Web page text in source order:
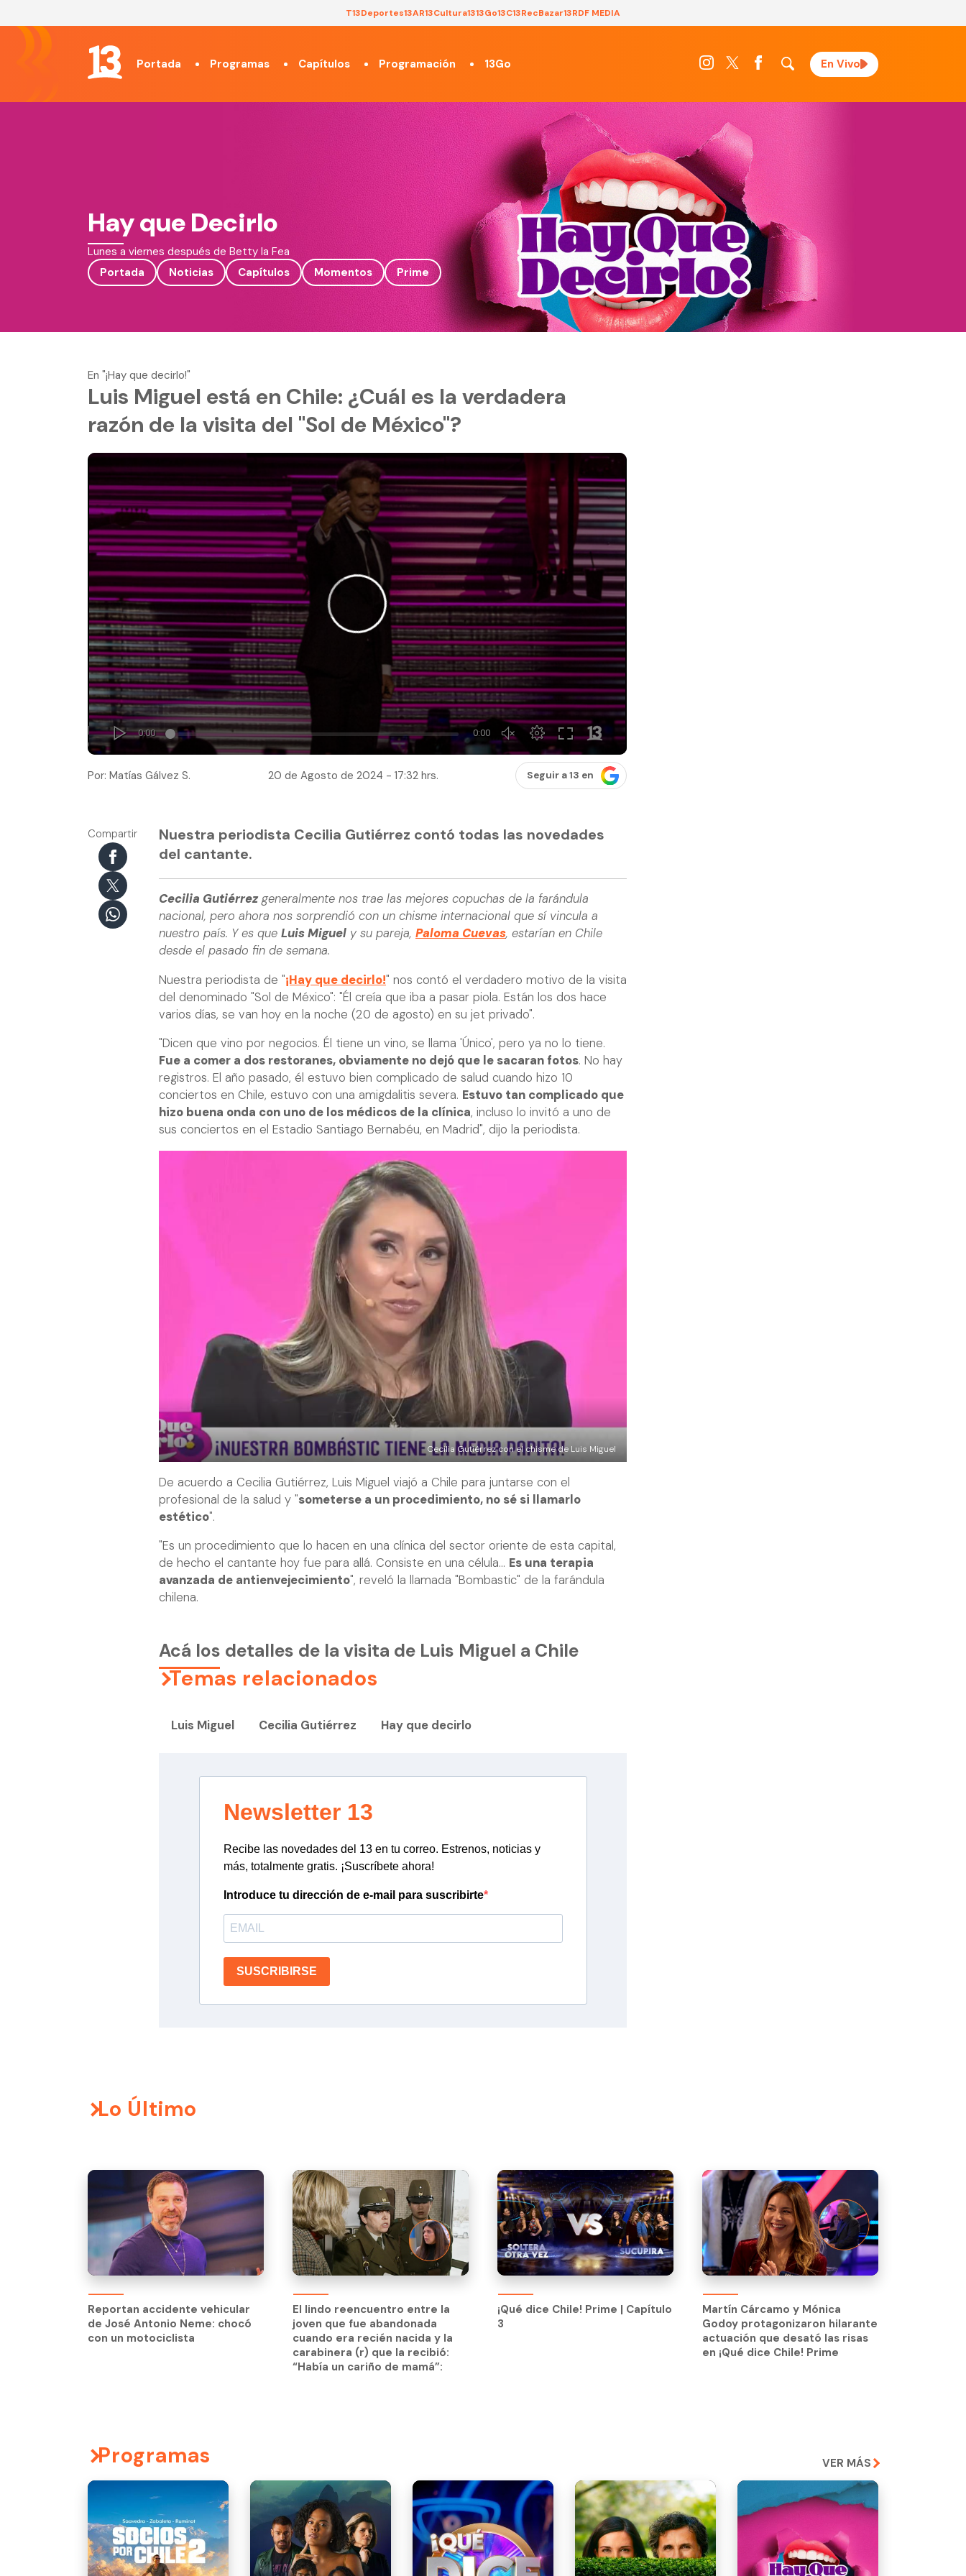
T13Deportes13AR13Cultura1313Go13C13RecBazar13RDF MEDIA
Portada Programas Capítulos Programación 13Go En Vivo
Hay que Decirlo
Lunes a viernes después de Betty la Fea
Portada
Noticias Capítulos Momentos Prime
En "¡Hay que decirlo!"
Luis Miguel está en Chile: ¿Cuál es la verdadera
razón de la visita del "Sol de México"?
Por: Matías Gálvez S. 20 de Agosto de 2024 - 17:32 hrs. Seguir a 13 en
Compartir
Nuestra periodista Cecilia Gutiérrez contó todas las novedades
del cantante.
Cecilia Gutiérrezgeneralmente nos trae las mejores copuchas de la farándula
nacional, pero ahora nos sorprendió con un chisme internacional que sí vincula a
nuestro país. Y es que Luis Miguel y su pareja, Paloma Cuevas, estarían en Chile
desde el pasado fin de semana.
Nuestra periodista de "¡Hay que decirlo!" nos contó el verdadero motivo de la visita
del denominado "Sol de México": "Él creía que iba a pasar piola. Están los dos hace
varios días, se van hoy en la noche (20 de agosto) en su jet privado".
"Dicen que vino por negocios. Él tiene un vino, se llama 'Único', pero ya no lo tiene.
Fue a comer a dos restoranes, obviamente no dejó que le sacaran fotos. No hay
registros. El año pasado, él estuvo bien complicado de salud cuando hizo 10
conciertos en Chile, estuvo con una amigdalitis severa. Estuvo tan complicado que
hizo buena onda con uno de los médicos de la clínica, incluso lo invitó a uno de
sus conciertos en el Estadio Santiago Bernabéu, en Madrid", dijo la periodista.
Cecilia Gutiérrez con el chisme de Luis Miguel
De acuerdo a Cecilia Gutiérrez, Luis Miguel viajó a Chile para juntarse con el
profesional de la salud y "someterse a un procedimiento, no sé si llamarlo
estético".
"Es un procedimiento que lo hacen en una clínica del sector oriente de esta capital,
de hecho el cantante hoy fue para allá. Consiste en una célula... Es una terapia
avanzada de antienvejecimiento", reveló la llamada "Bombastic" de la farándula
chilena.
Acá los detalles de la visita de Luis Miguel a Chile
Temas relacionados
Luis Miguel Cecilia Gutiérrez Hay que decirlo
Newsletter 13
Recibe las novedades del 13 en tu correo. Estrenos, noticias y
más, totalmente gratis. ¡Suscríbete ahora!
Introduce tu dirección de e-mail para suscribirte
SUSCRIBIRSE
Lo Último
Reportan accidente vehicular
de José Antonio Neme: chocó
con un motociclista
joven que fue abandonada
cuando era recién nacida y la
carabinera (r) que la recibió:
“Había un cariño de mamá”:
El lindo reencuentro entre la
joven que fue abandonada
cuando era recién nacida y la
carabinera (r) que la recibió:
“Había un cariño de mamá”:
3
¡Qué dice Chile! Prime | Capítulo
3
Godoy protagonizaron hilarante
actuación que desató las risas
en ¡Qué dice Chile! Prime
Martín Cárcamo y Mónica
Godoy protagonizaron hilarante
actuación que desató las risas
en ¡Qué dice Chile! Prime
Programas VER MÁS